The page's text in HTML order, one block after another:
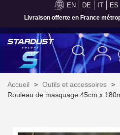
EN DE IT ES
Livraison offerte en France
Accueil > Outils et accessoires >
Rouleau de masquage 45cm x